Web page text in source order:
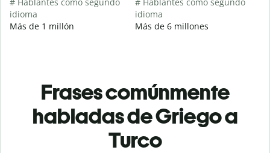
idioma
Más de 1 millón
idioma
Más de 6 millones
Frases comúnmente
habladas de Griego a
Turco